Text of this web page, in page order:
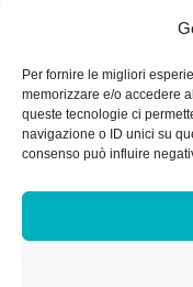
Per fornire le migliori
memorizzare e/o accedere
queste tecnologie ci
navigazione o ID unici su
consenso può influire
Privacy
SOCIAL
Dal Lunedì al Venerdì: